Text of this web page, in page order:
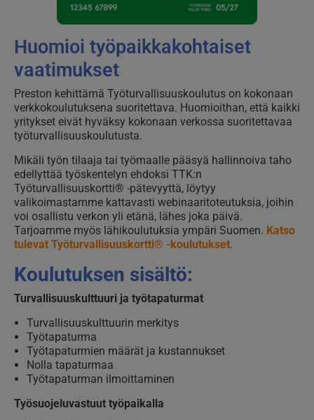
Huomioi työpaikkakohtaiset
vaatimukset
Preston kehittämä Työturvallisuuskoulutus on kokonaan
verkkokoulutuksena suoritettava. Huomioithan, että kaikki
yritykset eivät hyväksy kokonaan verkossa suoritettavaa
työturvallisuuskoulutusta.
Mikäli työn tilaaja tai työmaalle pääsyä hallinnoiva taho
edellyttää työskentelyn ehdoksi TTK:n
Työturvallisuuskortti® -pätevyyttä, löytyy
valikoimastamme kattavasti webinaaritoteutuksia, joihin
voi osallistu verkon yli etänä, lähes joka päivä.
Tarjoamme myös lähikoulutuksia ympäri Suomen. Katso
tulevat Työturvallisuuskortti® -koulutukset.
Koulutuksen sisältö:
Turvallisuuskulttuuri ja työtapaturmat
Turvallisuuskulttuurin merkitys
Työtapaturma
Työtapaturmien määrät ja kustannukset
Nolla tapaturmaa
Työtapaturman ilmoittaminen
Työsuojeluvastuut työpaikalla